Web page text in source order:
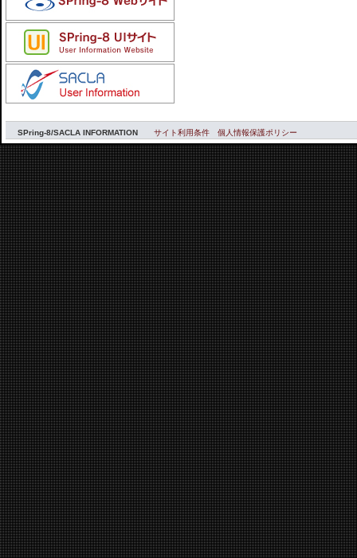
SPring-8/SACLA INFORMATION サイト利用条件 個人情報保護ポリシー